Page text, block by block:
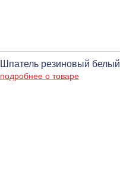
Шпатель резиновый
подробнее о товаре